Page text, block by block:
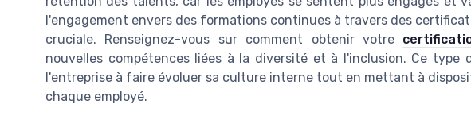
l'engagement envers des formations continues à travers des
cruciale. Renseignez-vous sur comment obtenir votre
nouvelles compétences liées à la diversité et à l'inclusion. Ce type
l'entreprise à faire évoluer sa culture interne tout en mettant à
chaque employé.